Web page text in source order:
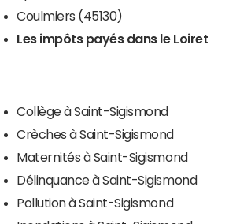
Coulmiers (45130)
Les impôts payés dans le Loiret
Collège à Saint-Sigismond
Crèches à Saint-Sigismond
Maternités à Saint-Sigismond
Délinquance à Saint-Sigismond
Pollution à Saint-Sigismond